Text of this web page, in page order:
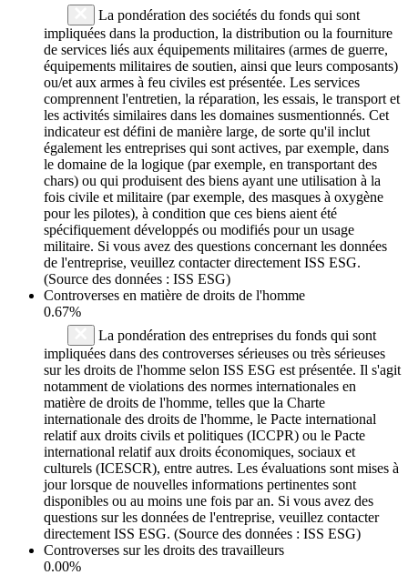
La pondération des sociétés du fonds qui sont
impliquées dans la production, la distribution ou la fourniture
de services liés aux équipements militaires (armes de guerre,
équipements militaires de soutien, ainsi que leurs composants)
ou/et aux armes à feu civiles est présentée. Les services
comprennent l'entretien, la réparation, les essais, le transport et
les activités similaires dans les domaines susmentionnés. Cet
indicateur est défini de manière large, de sorte qu'il inclut
également les entreprises qui sont actives, par exemple, dans
le domaine de la logique (par exemple, en transportant des
chars) ou qui produisent des biens ayant une utilisation à la
fois civile et militaire (par exemple, des masques à oxygène
pour les pilotes), à condition que ces biens aient été
spécifiquement développés ou modifiés pour un usage
militaire. Si vous avez des questions concernant les données
de l'entreprise, veuillez contacter directement ISS ESG.
(Source des données : ISS ESG)
Controverses en matière de droits de l'homme
0.67%
La pondération des entreprises du fonds qui sont
impliquées dans des controverses sérieuses ou très sérieuses
sur les droits de l'homme selon ISS ESG est présentée. Il s'agit
notamment de violations des normes internationales en
matière de droits de l'homme, telles que la Charte
internationale des droits de l'homme, le Pacte international
relatif aux droits civils et politiques (ICCPR) ou le Pacte
international relatif aux droits économiques, sociaux et
culturels (ICESCR), entre autres. Les évaluations sont mises à
jour lorsque de nouvelles informations pertinentes sont
disponibles ou au moins une fois par an. Si vous avez des
questions sur les données de l'entreprise, veuillez contacter
directement ISS ESG. (Source des données : ISS ESG)
Controverses sur les droits des travailleurs
0.00%